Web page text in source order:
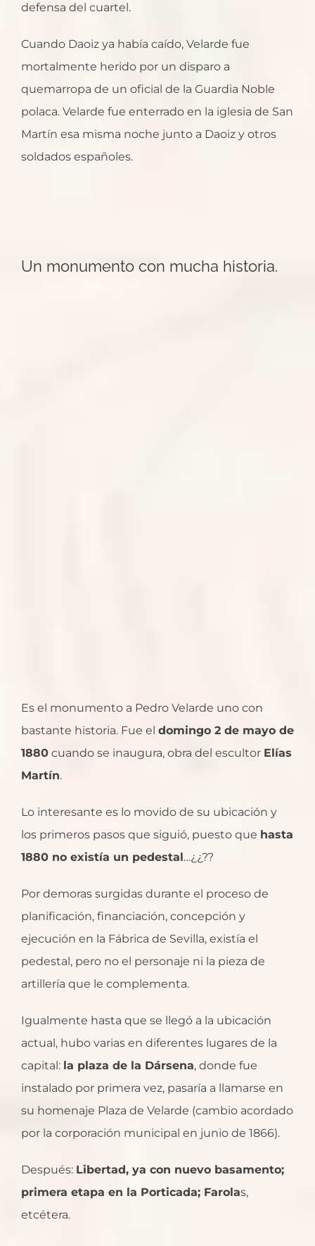
defensa del cuartel.
Cuando Daoiz ya había caído, Velarde fue
mortalmente herido por un disparo a
quemarropa de un oficial de la Guardia Noble
polaca. Velarde fue enterrado en la iglesia de San
Martín esa misma noche junto a Daoiz y otros
soldados españoles.
Un monumento con mucha historia.
Es el monumento a Pedro Velarde uno con
bastante historia. Fue el domingo 2 de mayo de
1880 cuando se inaugura, obra del escultor Elías
Martín.
Lo interesante es lo movido de su ubicación y
los primeros pasos que siguió, puesto que hasta
1880 no existía un pedestal…¿¿??
Por demoras surgidas durante el proceso de
planificación, financiación, concepción y
ejecución en la Fábrica de Sevilla, existía el
pedestal, pero no el personaje ni la pieza de
artillería que le complementa.
Igualmente hasta que se llegó a la ubicación
actual, hubo varias en diferentes lugares de la
capital: la plaza de la Dársena, donde fue
instalado por primera vez, pasaría a llamarse en
su homenaje Plaza de Velarde (cambio acordado
por la corporación municipal en junio de 1866).
Después: Libertad, ya con nuevo basamento;
primera etapa en la Porticada; Farolas,
etcétera.